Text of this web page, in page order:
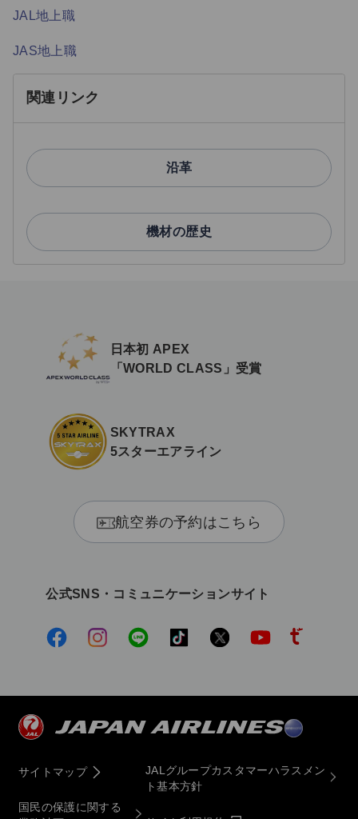
JAL地上職
JAS地上職
関連リンク
沿革
機材の歴史
日本初 APEX
「WORLD CLASS」受賞
SKYTRAX
5スターエアライン
航空券の予約はこちら
公式SNS・コミュニケーションサイト
サイトマップ
国民の保護に関する
JALグループカスタマーハラスメン
ト基本方針